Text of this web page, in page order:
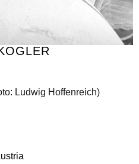
Ludwig Hoffenreich)